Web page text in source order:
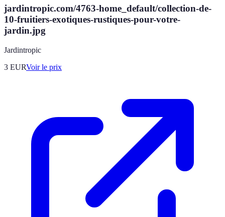
jardintropic.com/4763-home_default/collection-de-
10-fruitiers-exotiques-rustiques-pour-votre-
jardin.jpg
Jardintropic
3 EURVoir le prix